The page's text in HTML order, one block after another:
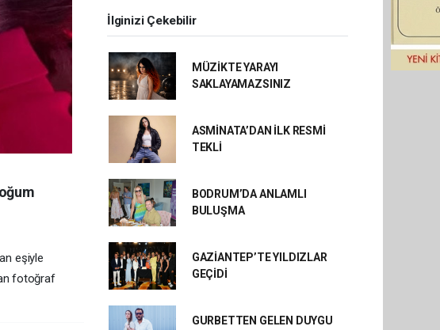
eşiyle
fotoğraf
İlginizi Çekebilir
MÜZİKTE YARAYI
SAKLAYAMAZSINIZ
ASMİNATA’DAN İLK RESMİ
TEKLİ
BODRUM’DA ANLAMLI
BULUŞMA
GAZİANTEP’TE YILDIZLAR
GEÇİDİ
GURBETTEN GELEN DUYGU